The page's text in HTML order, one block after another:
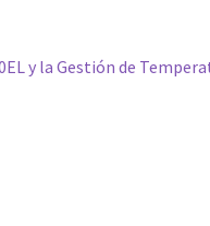
y la Gestión de